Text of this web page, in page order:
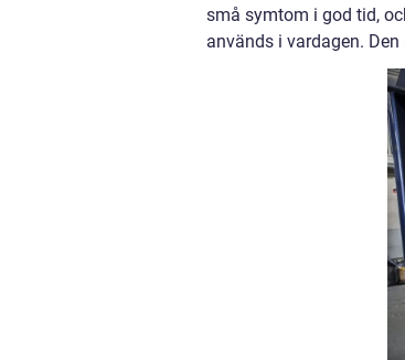
små symtom i god tid,
används i vardagen.